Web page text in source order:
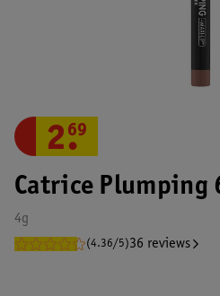
Catrice Plumping
4g
(4.36/5)36 reviews
2.
69